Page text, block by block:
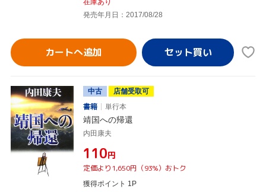
発売年月日：2017/08/28
カートへ追加
中古
店舗受取可
書籍
単行本
靖国への帰還
内田康夫
¥110円
定価より1,650円（93%）おトク
獲得ポイント 1P